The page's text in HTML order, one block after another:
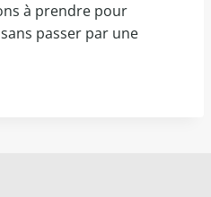
à prendre pour
passer par une